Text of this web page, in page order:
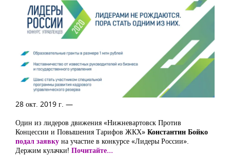
28 окт. 2019 г. —
Один из лидеров движения «Нижневартовск Против
Концессии и Повышения Тарифов ЖКХ» Константин Бойко
подал заявку на участие в конкурсе «Лидеры России».
Держим кулачки! Почитайте...